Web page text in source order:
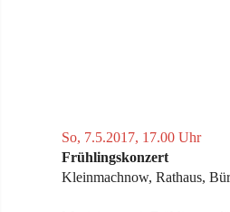
So, 7.5.2017, 17.00 Uhr
Frühlingskonzert
Kleinmachnow, Rathaus,